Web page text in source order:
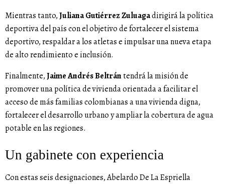
Mientras tanto,Juliana Gutiérrez Zuluagadirigirá la política
deportiva del país con el objetivo de fortalecer el sistema
deportivo, respaldar a los atletas e impulsar una nueva etapa
de alto rendimiento e inclusión.
Finalmente,Jaime Andrés Beltrántendrá la misión de
promover una política de vivienda orientada a facilitar el
acceso de más familias colombianas a una vivienda digna,
fortalecer el desarrollo urbano y ampliar la cobertura de agua
potable en las regiones.
Un gabinete con experiencia
Con estas seis designaciones, Abelardo De La Espriella